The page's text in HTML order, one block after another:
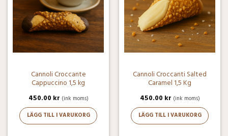
Cannoli Croccante
Cappuccino 1,5 kg
450.00 kr (ink moms)
LÄGG TILL I VARUKORG
Cannoli Croccanti Salted
Caramel 1,5 Kg
450.00 kr (ink moms)
LÄGG TILL I VARUKORG